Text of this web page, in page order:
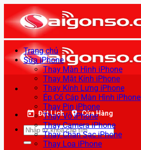
qua
nội
dung
Đặt Lịch Cửa Hàng
Tìm
kiếm:
Trang chủ
Sửa iPhone
Thay Màn Hình iPhone
Thay Mặt Kính iPhone
Thay Kính Lưng iPhone
Ép Cổ Cáp Màn Hình iPhone
Thay Pin iPhone
Thay Vỏ iPhone
Thay Camera iPhone
Thay Chân Sạc iPhone
Thay Loa iPhone